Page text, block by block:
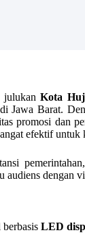
julukanKota
Jawa Barat.
promosi dan
efektif untuk
audiens dengan
LED